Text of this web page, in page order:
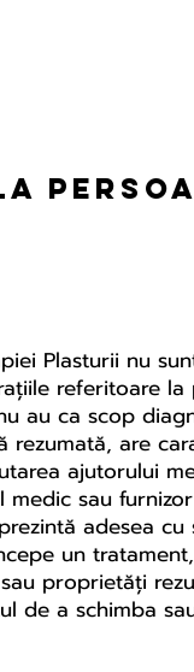
Plasturii nu
referitoare
au ca scop
are
ajutorului
sau
adesea
un
proprietăți
de a schimba